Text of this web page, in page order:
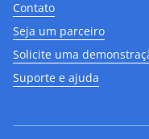
Contato
Seja um parceiro
Solicite uma
Suporte e ajuda